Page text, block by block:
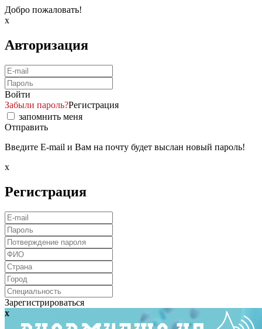
Добро пожаловать!
x
Авторизация
Войти
Забыли пароль?Регистрация
запомнить меня
Отправить
Введите E-mail и Вам на почту будет выслан новый пароль!
x
Регистрация
Зарегистрироваться
x
x